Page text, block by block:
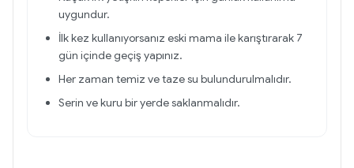
uygundur.
İlk kez kullanıyorsanız eski mama ile karıştırarak 7
gün içinde geçiş yapınız.
Her zaman temiz ve taze su bulundurulmalıdır.
Serin ve kuru bir yerde saklanmalıdır.